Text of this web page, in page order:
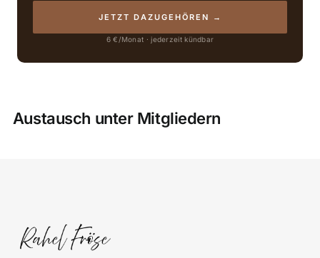
JETZT DAZUGEHÖREN →
6 €/Monat · jederzeit kündbar
Austausch unter Mitgliedern